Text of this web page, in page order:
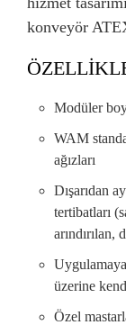
konveyör
Modüler
WAM
ağızları
Dışarıdan
tertibatları
arındırılan,
üzerine
Özel